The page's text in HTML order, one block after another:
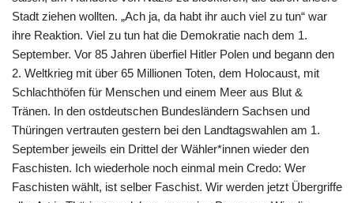
Stadt ziehen wollten. „Ach ja, da habt ihr auch viel zu tun“ war
ihre Reaktion. Viel zu tun hat die Demokratie nach dem 1.
September. Vor 85 Jahren überfiel Hitler Polen und begann den
2. Weltkrieg mit über 65 Millionen Toten, dem Holocaust, mit
Schlachthöfen für Menschen und einem Meer aus Blut &
Tränen. In den ostdeutschen Bundesländern Sachsen und
Thüringen vertrauten gestern bei den Landtagswahlen am 1.
September jeweils ein Drittel der Wähler*innen wieder den
Faschisten. Ich wiederhole noch einmal mein Credo: Wer
Faschisten wählt, ist selber Faschist. Wir werden jetzt Übergriffe